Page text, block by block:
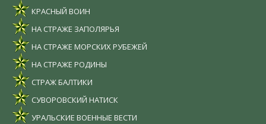
КРАСНЫЙ ВОИН
НА СТРАЖЕ ЗАПОЛЯРЬЯ
НА СТРАЖЕ МОРСКИХ РУБЕЖЕЙ
НА СТРАЖЕ РОДИНЫ
СТРАЖ БАЛТИКИ
СУВОРОВСКИЙ НАТИСК
УРАЛЬСКИЕ ВОЕННЫЕ ВЕСТИ